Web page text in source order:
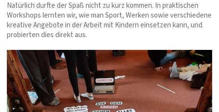
Natürlich durfte der Spaß nicht zu kurz kommen. In praktischen
Workshops lernten wir, wie man Sport, Werken sowie verschiedene
kreative Angebote in der Arbeit mit Kindern einsetzen kann, und
probierten dies direkt aus.